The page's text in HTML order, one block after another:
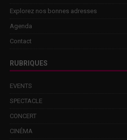
Explorez nos bonnes adresses
Agenda
Contact
RUBRIQUES
EVENTS
SPECTACLE
CONCERT
CINÉMA